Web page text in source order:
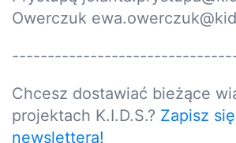
Owerczuk
Chcesz dostawiać bieżące
projektach K.I.D.S.? Zapisz
newslettera!